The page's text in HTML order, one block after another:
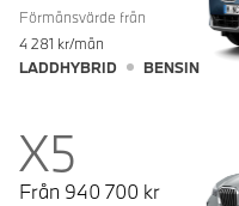
Förmånsvärde från
4 281 kr/mån
LADDHYBRID
BENSIN
X5
Från 940 700 kr